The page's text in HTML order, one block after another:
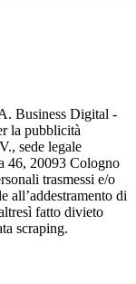
Business Digital -
la pubblicità
sede legale
46, 20093 Cologno
trasmessi e/o
all’addestramento di
fatto divieto
scraping.